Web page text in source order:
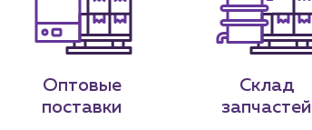
sales@profpotok.ru
г. Краснодар, ул. Российская, 63
Оптовые
поставки
Склад
запчастей